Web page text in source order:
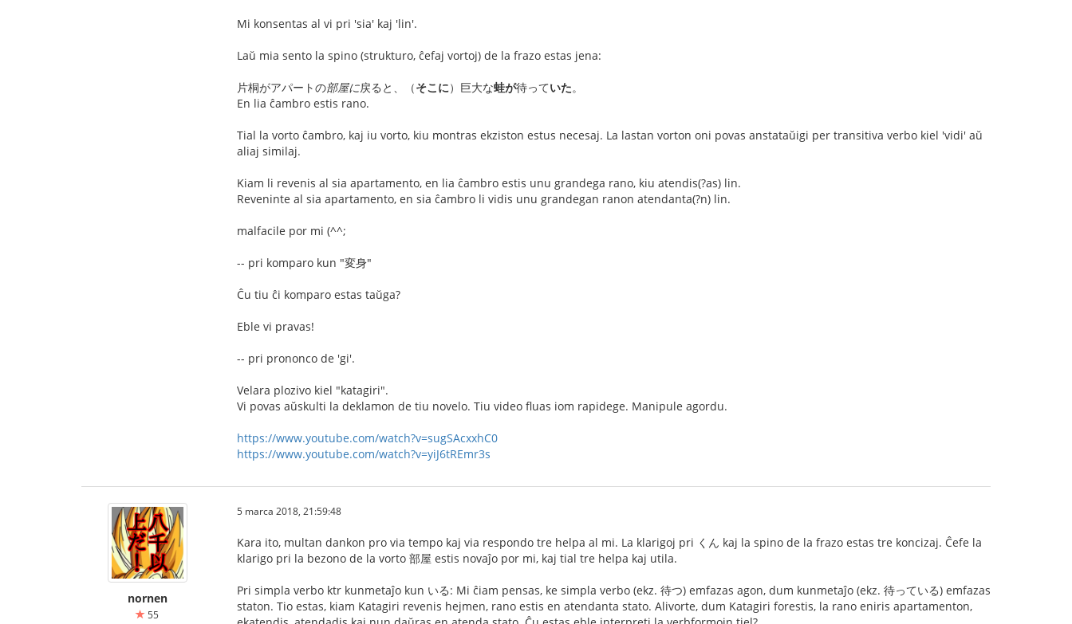
Mi konsentas al vi pri 'sia' kaj 'lin'.
Laŭ mia sento la spino (strukturo, ĉefaj vortoj) de la frazo estas jena:
片桐がアパートの部屋に戻ると、（そこに）巨大な蛙が待っていた。
En lia ĉambro estis rano.
Tial la vorto ĉambro, kaj iu vorto, kiu montras ekziston estus necesaj. La lastan vorton oni povas anstataŭigi per transitiva verbo kiel 'vidi' aŭ
aliaj similaj.
Kiam li revenis al sia apartamento, en lia ĉambro estis unu grandega rano, kiu atendis(?as) lin.
Reveninte al sia apartamento, en sia ĉambro li vidis unu grandegan ranon atendanta(?n) lin.
malfacile por mi (^^;
-- pri komparo kun "変身"
Ĉu tiu ĉi komparo estas taŭga?
Eble vi pravas!
-- pri prononco de 'gi'.
Velara plozivo kiel "katagiri".
Vi povas aŭskulti la deklamon de tiu novelo. Tiu video fluas iom rapidege. Manipule agordu.
https://www.youtube.com/watch?v=sugSAcxxhC0
https://www.youtube.com/watch?v=yiJ6tREmr3s
nornen
55
5 marca 2018, 21:59:48
Kara ito, multan dankon pro via tempo kaj via respondo tre helpa al mi. La klarigoj pri くん kaj la spino de la frazo estas tre koncizaj. Ĉefe la
klarigo pri la bezono de la vorto 部屋 estis novaĵo por mi, kaj tial tre helpa kaj utila.
Pri simpla verbo ktr kunmetaĵo kun いる: Mi ĉiam pensas, ke simpla verbo (ekz. 待つ) emfazas agon, dum kunmetaĵo (ekz. 待っている) emfazas
staton. Tio estas, kiam Katagiri revenis hejmen, rano estis en atendanta stato. Alivorte, dum Katagiri forestis, la rano eniris apartamenton,